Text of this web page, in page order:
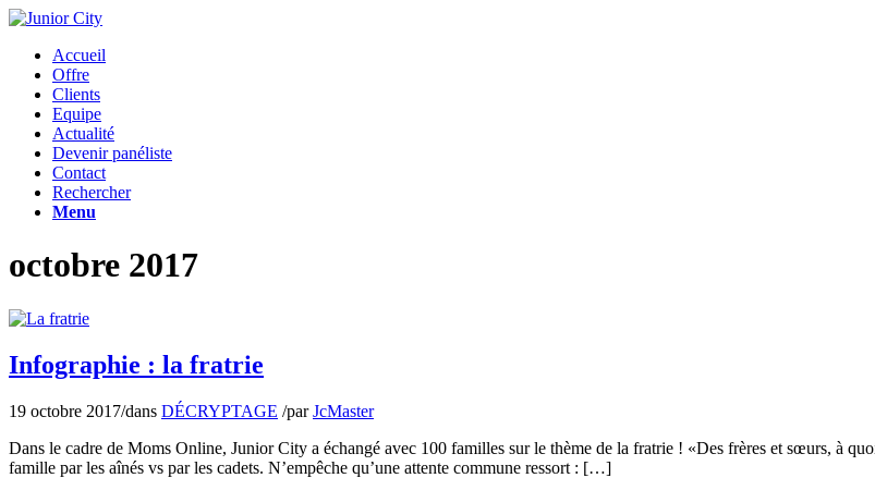
Accueil
Offre
Clients
Equipe
Actualité
Devenir panéliste
Contact
Rechercher
Menu
octobre 2017
Infographie : la fratrie
19 octobre 2017/dans DÉCRYPTAGE /parJcMaster
Dans le cadre de Moms Online, Junior City a échangé avec 100 familles sur le thème de la fratrie ! «Des frères et sœurs, à
famille par les aînés vs par les cadets. N’empêche qu’une attente commune ressort : […]